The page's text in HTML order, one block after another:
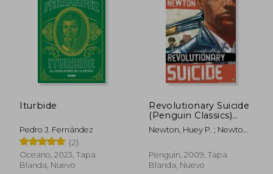
Iturbide
Pedro J. Fernández
(2)
Oceano, 2023, Tapa
Blanda, Nuevo
Revolutionary Suicide
(Penguin Classics)
(Penguin Classics
Deluxe Editions) (en
Newton, Huey P. ; Newton,
Che
Penguin, 2009, Tapa
Blanda, Nuevo